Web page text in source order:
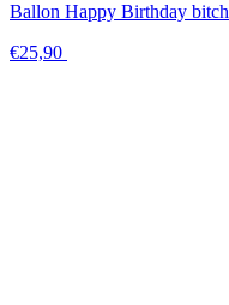
Ballon Happy Birthday bitch
€25,90